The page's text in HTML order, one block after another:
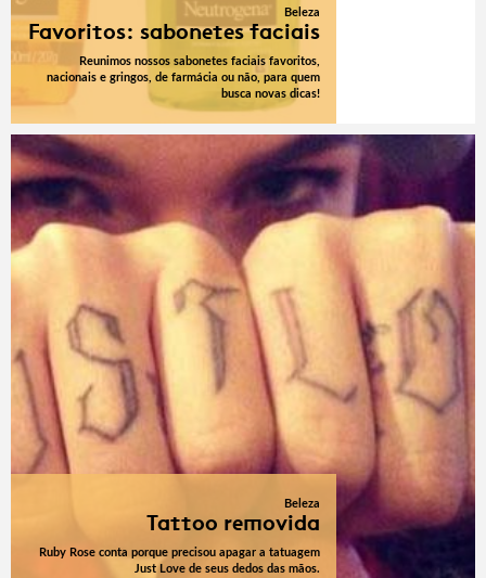
Beleza
Favoritos: sabonetes faciais
Reunimos nossos sabonetes faciais favoritos,
nacionais e gringos, de farmácia ou não, para quem
busca novas dicas!
Beleza
Tattoo removida
Ruby Rose conta porque precisou apagar a tatuagem
Just Love de seus dedos das mãos.